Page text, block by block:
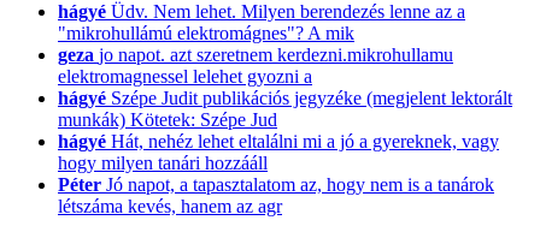
hágyé Üdv. Nem lehet. Milyen berendezés lenne az a
"mikrohullámú elektromágnes"? A mik
geza jo napot. azt szeretnem kerdezni.mikrohullamu
elektromagnessel lelehet gyozni a
hágyé Szépe Judit publikációs jegyzéke (megjelent lektorált
munkák) Kötetek: Szépe Jud
hágyé Hát, nehéz lehet eltalálni mi a jó a gyereknek, vagy
hogy milyen tanári hozzááll
Péter Jó napot, a tapasztalatom az, hogy nem is a tanárok
létszáma kevés, hanem az agr